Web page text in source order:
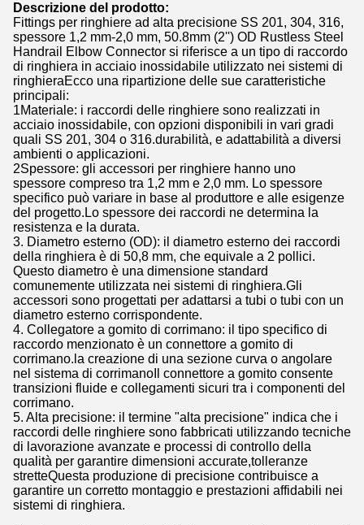
Descrizione del prodotto:
Fittings per ringhiere ad alta precisione SS 201, 304, 316,
spessore 1,2 mm-2,0 mm, 50.8mm (2'') OD Rustless Steel
Handrail Elbow Connector si riferisce a un tipo di raccordo
di ringhiera in acciaio inossidabile utilizzato nei sistemi di
ringhieraEcco una ripartizione delle sue caratteristiche
principali:
1Materiale: i raccordi delle ringhiere sono realizzati in
acciaio inossidabile, con opzioni disponibili in vari gradi
quali SS 201, 304 o 316.durabilità, e adattabilità a diversi
ambienti o applicazioni.
2Spessore: gli accessori per ringhiere hanno uno
spessore compreso tra 1,2 mm e 2,0 mm. Lo spessore
specifico può variare in base al produttore e alle esigenze
del progetto.Lo spessore dei raccordi ne determina la
resistenza e la durata.
3. Diametro esterno (OD): il diametro esterno dei raccordi
della ringhiera è di 50,8 mm, che equivale a 2 pollici.
Questo diametro è una dimensione standard
comunemente utilizzata nei sistemi di ringhiera.Gli
accessori sono progettati per adattarsi a tubi o tubi con un
diametro esterno corrispondente.
4. Collegatore a gomito di corrimano: il tipo specifico di
raccordo menzionato è un connettore a gomito di
corrimano.la creazione di una sezione curva o angolare
nel sistema di corrimanoIl connettore a gomito consente
transizioni fluide e collegamenti sicuri tra i componenti del
corrimano.
5. Alta precisione: il termine "alta precisione" indica che i
raccordi delle ringhiere sono fabbricati utilizzando tecniche
di lavorazione avanzate e processi di controllo della
qualità per garantire dimensioni accurate,tolleranze
stretteQuesta produzione di precisione contribuisce a
garantire un corretto montaggio e prestazioni affidabili nei
sistemi di ringhiera.